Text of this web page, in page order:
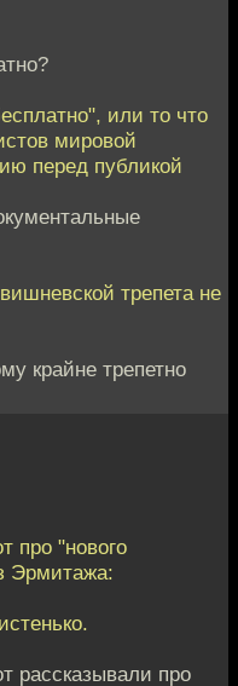
или то что
мировой
перед публикой
трепета не
крайне трепетно
про "нового
Эрмитажа:
рассказывали про